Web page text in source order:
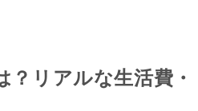
リアルな生活費・